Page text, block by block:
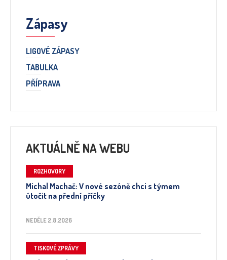
Zápasy
LIGOVÉ ZÁPASY
TABULKA
PŘÍPRAVA
AKTUÁLNĚ NA WEBU
ROZHOVORY
Michal Machač: V nové sezóně chci s týmem
útočit na přední příčky
NEDĚLE 2.8.2026
TISKOVÉ ZPRÁVY